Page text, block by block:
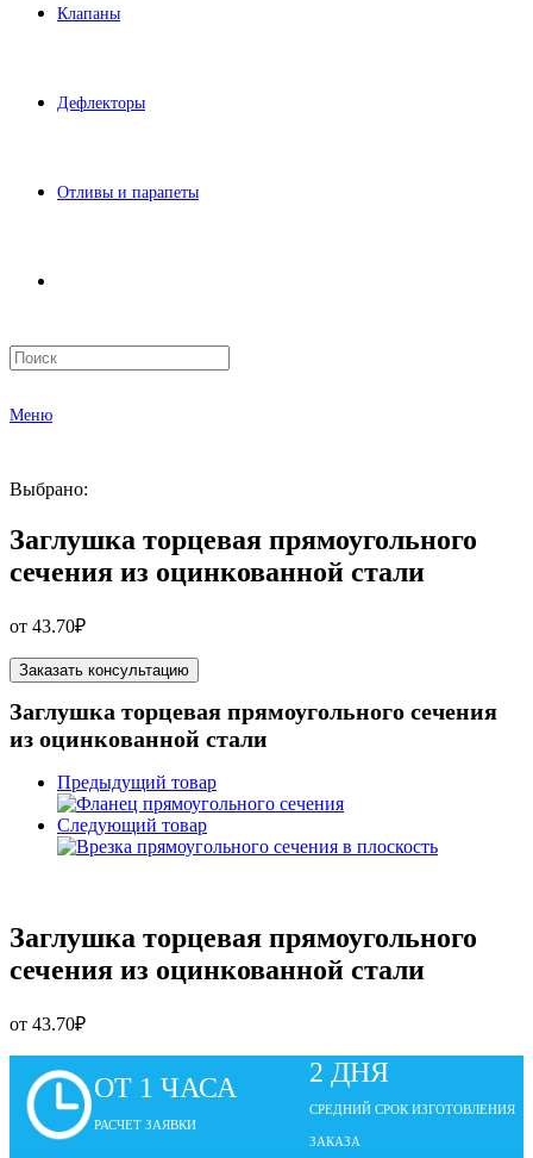
Клапаны
Дефлекторы
Отливы и парапеты
Меню
Выбрано:
Заглушка торцевая прямоугольного
сечения из оцинкованной стали
от 43.70₽
Заказать консультацию
Заглушка торцевая прямоугольного сечения
из оцинкованной стали
Предыдущий товар
Следующий товар
Заглушка торцевая прямоугольного
сечения из оцинкованной стали
от 43.70₽
ОТ 1 ЧАСА
РАСЧЕТ ЗАЯВКИ
2 ДНЯ
СРЕДНИЙ СРОК ИЗГОТОВЛЕНИЯ
ЗАКАЗА